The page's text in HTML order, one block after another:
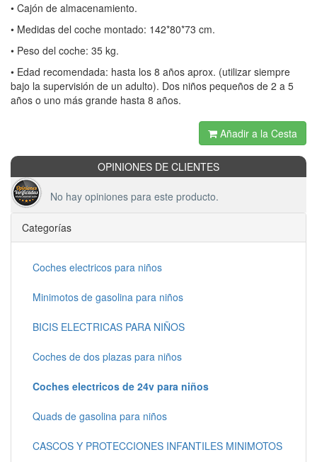
• Cajón de almacenamiento.
• Medidas del coche montado: 142*80*73 cm.
• Peso del coche: 35 kg.
• Edad recomendada: hasta los 8 años aprox. (utilizar siempre
bajo la supervisión de un adulto). Dos niños pequeños de 2 a 5
años o uno más grande hasta 8 años.
Añadir a la Cesta
OPINIONES DE CLIENTES
No hay opiniones para este producto.
Categorías
Coches electricos para niños
Minimotos de gasolina para niños
BICIS ELECTRICAS PARA NIÑOS
Coches de dos plazas para niños
Coches electricos de 24v para niños
Quads de gasolina para niños
CASCOS Y PROTECCIONES INFANTILES MINIMOTOS